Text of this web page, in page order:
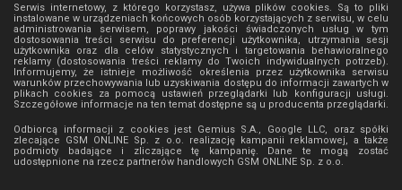
Serwis internetowy, z którego korzystasz, używa plików cookies. Są to pliki
instalowane w urządzeniach końcowych osób korzystających z serwisu, w celu
administrowania serwisem, poprawy jakości świadczonych usług w tym
dostosowania treści serwisu do preferencji użytkownika, utrzymania sesji
użytkownika oraz dla celów statystycznych i targetowania behawioralnego
reklamy (dostosowania treści reklamy do Twoich indywidualnych potrzeb).
Informujemy, że istnieje możliwość określenia przez użytkownika serwisu
warunków przechowywania lub uzyskiwania dostępu do informacji zawartych w
plikach cookies za pomocą ustawień przeglądarki lub konfiguracji usługi.
Szczegółowe informacje na ten temat dostępne są u producenta przeglądarki.
Odbiorcą informacji z cookies jest Gemius S.A., Google LLC, oraz spółki
zlecające GSM ONLINE Sp. z o.o. realizację kampanii reklamowej, a także
podmioty badające i zliczające tę kampanię. Dane te mogą zostać
udostępnione na rzecz partnerów handlowych GSM ONLINE Sp. z o.o.